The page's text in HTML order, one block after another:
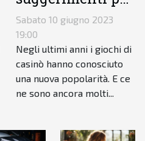
massimizzare le
vincite alle slot
machine
Sabato 10 giugno 2023
19:00
Negli ultimi anni i giochi di
casinò hanno conosciuto
una nuova popolarità. E ce
ne sono ancora molti...